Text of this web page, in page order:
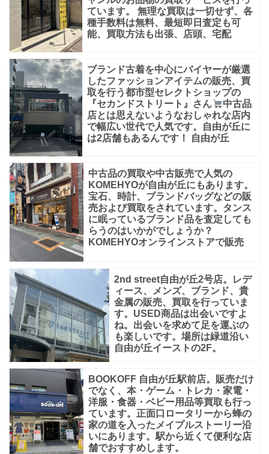
ダ
イ
ヤ
モ
ン
ド・
ブ
ラ
ン
ド
品・
ています。 無理な買取は一切せず、各
種手数料は無料、最短即日査定も可
能、買取方法も出張、店頭、宅配
ブランド古着を中心にバイヤーが厳選
したファッションアイテムの販売、買
取を行う都市型セレクトショップの
『セカンドストリート』さん
中古品
店とは思えないようなおしゃれな店内
で幅広い世代で人気です。自由が丘に
は2店舗もあるんです！ 自由が丘
中古品の買取や中古販売で人気の
KOMEHYOが自由が丘にもあります。
宝石、時計、ブランドバッグなどの販
売および買取をされています。タンス
に眠っているブランド品を査定しても
らうのはいかがでしょうか？
KOMEHYOオンラインストアで販売
2nd street自由が丘2号店。レデ
ィース、メンズ、ブランド、貴
金属の販売、買取を行っていま
す。USED商品は出会いですよ
ね。出会いを求めて足を運ぶの
も楽しいです。場所は緑道沿い
自由が丘イーストの2F。
BOOKOFF 自由が丘駅前店。販売だけ
でなく、本・ゲーム・トレカ・家電・
洋服・食器・ベビー用品等買取も行っ
ています。正面口ロータリーから蜂の
家の道を入ったメイプルストーリー沿
いにあります。駅から近くて便利な店
舗でおすすめします。